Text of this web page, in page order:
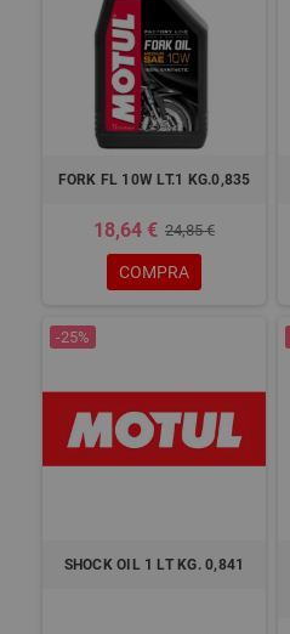
FORK FL 10W LT.1 KG.0,835
18,64 € 24,85 €
COMPRA
-25%
SHOCK OIL 1 LT KG. 0,841